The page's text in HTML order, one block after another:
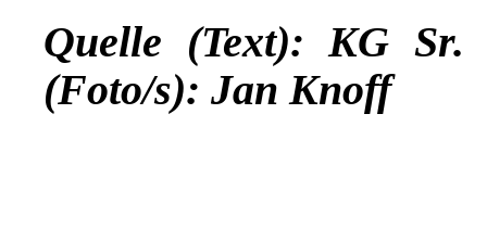
Quelle (Text): KG
(Foto/s): Jan Knoff